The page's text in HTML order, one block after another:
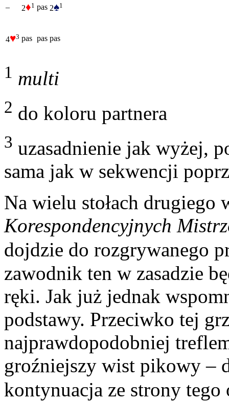
– 2♦1 pas 2♠1
4♥3 pas pas pas
1 multi
2 do koloru partnera
3 uzasadnienie jak wyżej,
sama jak w sekwencji
Na wielu stołach
Korespondencyjnych
dojdzie do rozgrywanego
zawodnik ten w zasadzie
ręki. Jak już jednak
podstawy. Przeciwko tej
najprawdopodobniej
groźniejszy wist pikowy –
kontynuacja ze strony